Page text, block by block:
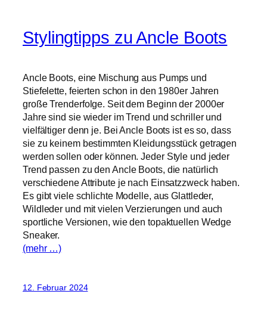
Stylingtipps zu Ancle Boots
Ancle Boots, eine Mischung aus Pumps und
Stiefelette, feierten schon in den 1980er Jahren
große Trenderfolge. Seit dem Beginn der 2000er
Jahre sind sie wieder im Trend und schriller und
vielfältiger denn je. Bei Ancle Boots ist es so, dass
sie zu keinem bestimmten Kleidungsstück getragen
werden sollen oder können. Jeder Style und jeder
Trend passen zu den Ancle Boots, die natürlich
verschiedene Attribute je nach Einsatzzweck haben.
Es gibt viele schlichte Modelle, aus Glattleder,
Wildleder und mit vielen Verzierungen und auch
sportliche Versionen, wie den topaktuellen Wedge
Sneaker.
(mehr …)
12. Februar 2024